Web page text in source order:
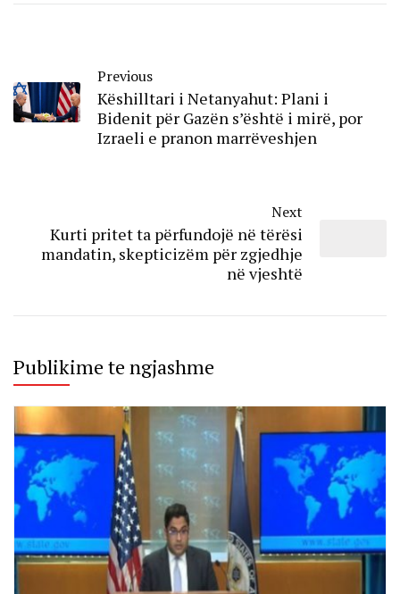
Previous
Këshilltari i Netanyahut: Plani i
Bidenit për Gazën s’është i mirë, por
Izraeli e pranon marrëveshjen
Next
​Kurti pritet ta përfundojë në tërësi
mandatin, skepticizëm për zgjedhje
në vjeshtë
Publikime te ngjashme